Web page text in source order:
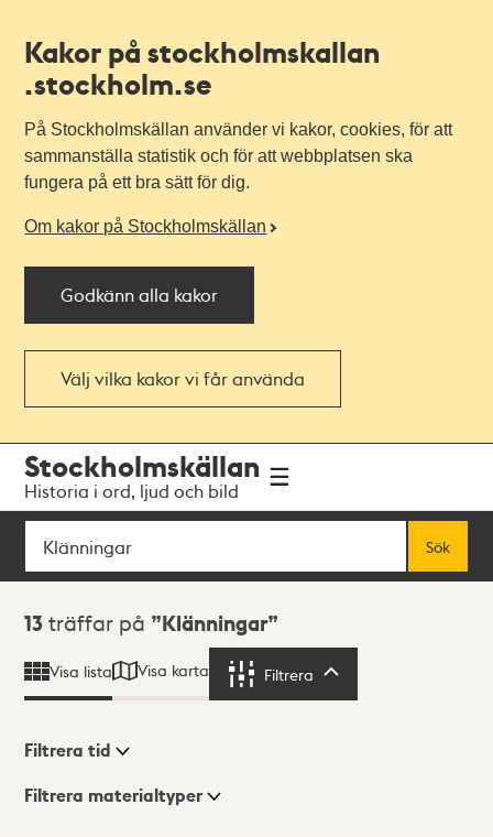
Kakor på stockholmskallan
.stockholm.se
På Stockholmskällan använder vi kakor, cookies, för att
sammanställa statistik och för att webbplatsen ska
fungera på ett bra sätt för dig.
Om kakor på Stockholmskällan
Godkänn alla kakor
Välj vilka kakor vi får använda
navigationen
huvudinnehållet
Stockholmskällan
Historia i ord, ljud och bild
Sök
Sök
Sökresultat
13 träffar på Klänningar
Visa lista Visa karta Filtrera
Visningsläge
Filtrera tid
Filtrera materialtyper